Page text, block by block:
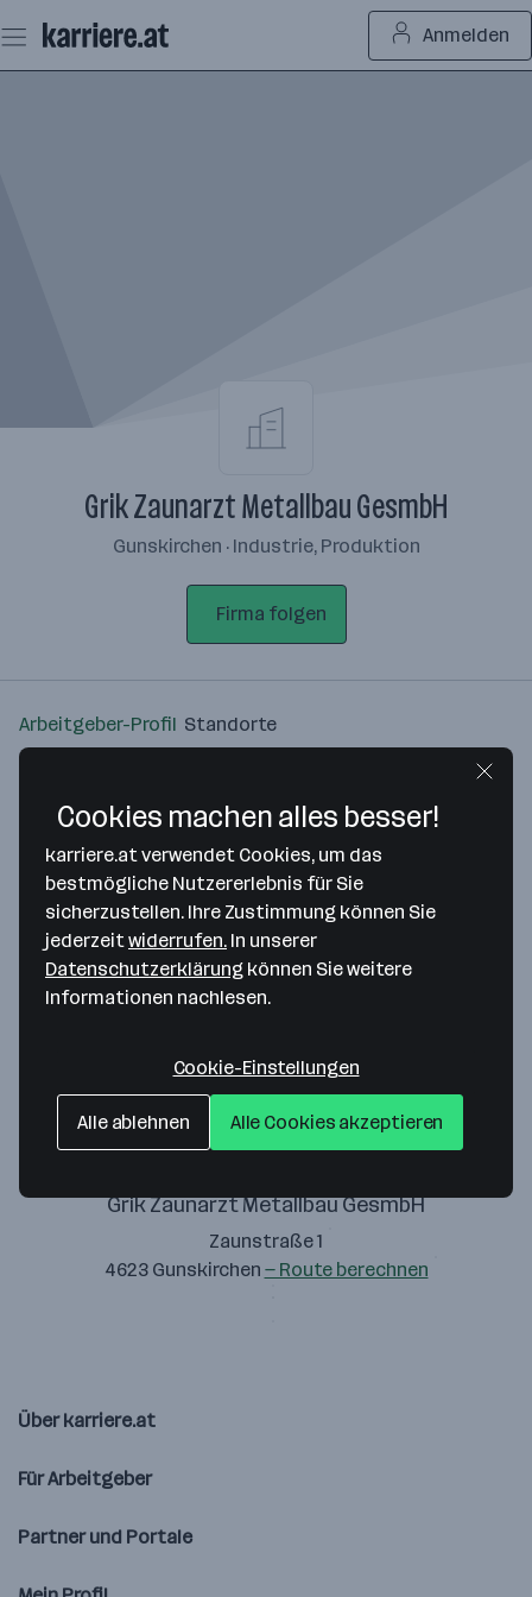
Seiteninhalt
springen
Anmelden
Grik Zaunarzt Metallbau GesmbH
Gunskirchen · Industrie, Produktion
Firma folgen
Arbeitgeber-Profil Standorte
Bitte stimme unseren Cookie-
Richtlinien zu, um diese Karte
anzuzeigen.
Grik Zaunarzt Metallbau GesmbH
Zaunstraße 1
4623 Gunskirchen — Route berechnen
Über karriere.at
Für Arbeitgeber
Partner und Portale
Cookies machen alles besser!
karriere.at verwendet Cookies, um das
bestmögliche Nutzererlebnis für Sie
sicherzustellen. Ihre Zustimmung können Sie
jederzeitwiderrufen. In unserer
Datenschutzerklärung können Sie weitere
Informationen nachlesen.
Cookie-Einstellungen
Alle ablehnen Alle Cookies akzeptieren